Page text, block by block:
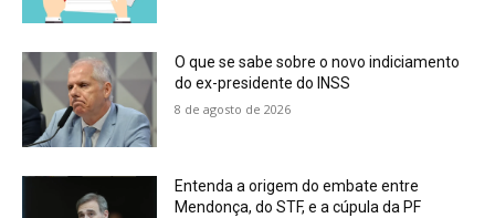
through
the
region
of
one's
salmon
dome.rigid
O que se sabe sobre o novo indiciamento
do ex-presidente do INSS
8 de agosto de 2026
Entenda a origem do embate entre
Mendonça, do STF, e a cúpula da PF